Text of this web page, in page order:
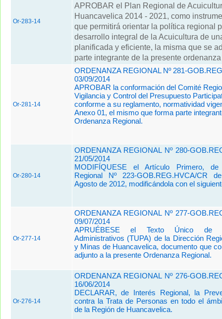
Or-283-14
APROBAR el Plan Regional de
Huancavelica 2014 - 2021, como
que permitirá orientar la política regional
desarrollo integral de la Acuicultura de
planificada y eficiente, la misma que se
parte integrante de la presente
Or-281-14
ORDENANZA REGIONAL Nº 281-
03/09/2014
APROBAR la conformación del Comité
Vigilancia y Control del Presupuesto
conforme a su reglamento, normatividad
Anexo 01, el mismo que forma parte
Ordenanza Regional.
Or-280-14
ORDENANZA REGIONAL Nº 280-
21/05/2014
MODIFÍQUESE el Artículo Primero,
Regional Nº 223-GOB.REG.HVCA/CR
Agosto de 2012, modificándola con el
Or-277-14
ORDENANZA REGIONAL Nº 277-
09/07/2014
APRUÉBESE el Texto Único de
Administrativos (TUPA) de la Dirección
y Minas de Huancavelica, documento que
adjunto a la presente Ordenanza Regional.
Or-276-14
ORDENANZA REGIONAL Nº 276-
16/06/2014
DECLARAR, de Interés Regional, la
contra la Trata de Personas en todo el
de la Región de Huancavelica.